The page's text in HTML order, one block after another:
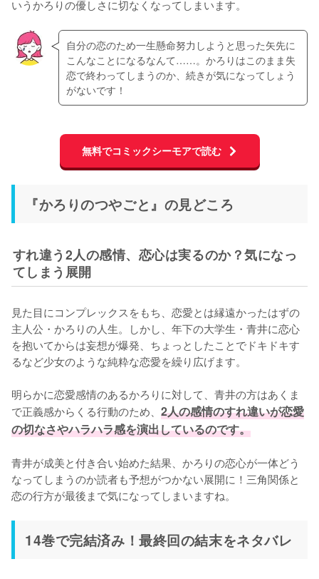
いうかろりの優しさに切なくなってしまいます。
自分の恋のため一生懸命努力しようと思った矢先に
こんなことになるなんて……。かろりはこのまま失
恋で終わってしまうのか、続きが気になってしょう
がないです！
無料でコミックシーモアで読む
『かろりのつやごと』の見どころ
すれ違う2人の感情、恋心は実るのか？気になっ
てしまう展開
見た目にコンプレックスをもち、恋愛とは縁遠かったはずの
主人公・かろりの人生。しかし、年下の大学生・青井に恋心
を抱いてからは妄想が爆発、ちょっとしたことでドキドキす
るなど少女のような純粋な恋愛を繰り広げます。
明らかに恋愛感情のあるかろりに対して、青井の方はあくま
で正義感からくる行動のため、 2人の感情のすれ違いが恋愛
の切なさやハラハラ感を演出しているのです。
青井が成美と付き合い始めた結果、かろりの恋心が一体どう
なってしまうのか読者も予想がつかない展開に！三角関係と
恋の行方が最後まで気になってしまいますね。
14巻で完結済み！最終回の結末をネタバレ